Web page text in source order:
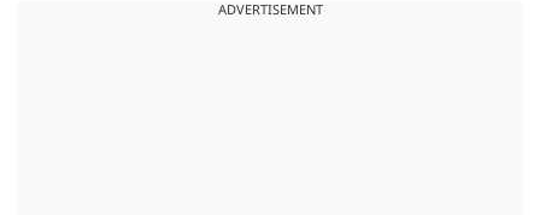
ADVERTISEMENT